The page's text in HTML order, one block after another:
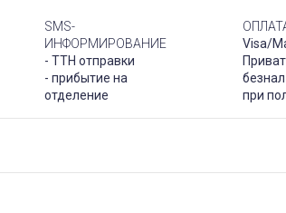
SMS-
ИНФОРМИРОВАНИЕ
- ТТН отправки
- прибытие на
отделение
Visa/
при